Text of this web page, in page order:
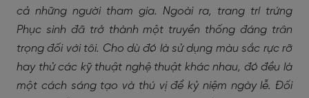
cả những người tham gia. Ngoài ra, trang trí trứng
Phục sinh đã trở thành một truyền thống đáng trân
trọng đối với tôi. Cho dù đó là sử dụng màu sắc rực rỡ
hay thử các kỹ thuật nghệ thuật khác nhau, đó đều là
một cách sáng tạo và thú vị để kỷ niệm ngày lễ. Đối